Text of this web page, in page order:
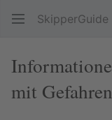
SkipperGuide
mit